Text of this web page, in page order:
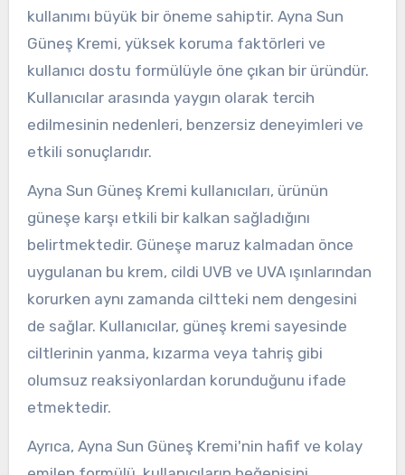
kullanımı büyük bir öneme sahiptir. Ayna Sun
Güneş Kremi, yüksek koruma faktörleri ve
kullanıcı dostu formülüyle öne çıkan bir üründür.
Kullanıcılar arasında yaygın olarak tercih
edilmesinin nedenleri, benzersiz deneyimleri ve
etkili sonuçlarıdır.
Ayna Sun Güneş Kremi kullanıcıları, ürünün
güneşe karşı etkili bir kalkan sağladığını
belirtmektedir. Güneşe maruz kalmadan önce
uygulanan bu krem, cildi UVB ve UVA ışınlarından
korurken aynı zamanda ciltteki nem dengesini
de sağlar. Kullanıcılar, güneş kremi sayesinde
ciltlerinin yanma, kızarma veya tahriş gibi
olumsuz reaksiyonlardan korunduğunu ifade
etmektedir.
Ayrıca, Ayna Sun Güneş Kremi'nin hafif ve kolay